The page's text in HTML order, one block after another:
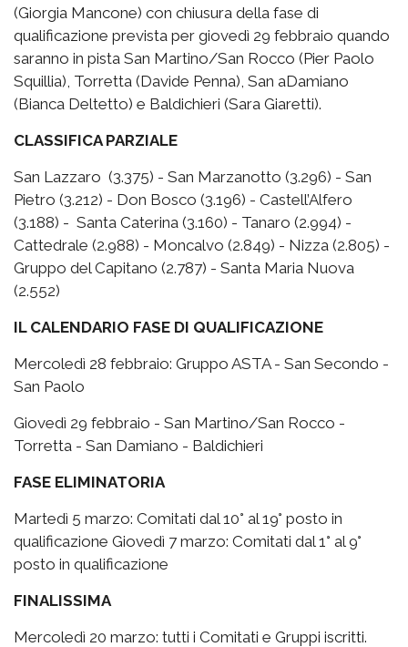
(Giorgia Mancone) con chiusura della fase di
qualificazione prevista per giovedì 29 febbraio quando
saranno in pista San Martino/San Rocco (Pier Paolo
Squillia), Torretta (Davide Penna), San aDamiano
(Bianca Deltetto) e Baldichieri (Sara Giaretti).
CLASSIFICA PARZIALE
San Lazzaro (3.375) - San Marzanotto (3.296) - San
Pietro (3.212) - Don Bosco (3.196) - Castell’Alfero
(3.188) - Santa Caterina (3.160) - Tanaro (2.994) -
Cattedrale (2.988) - Moncalvo (2.849) - Nizza (2.805) -
Gruppo del Capitano (2.787) - Santa Maria Nuova
(2.552)
IL CALENDARIO FASE DI QUALIFICAZIONE
Mercoledì 28 febbraio: Gruppo ASTA - San Secondo -
San Paolo
Giovedì 29 febbraio - San Martino/San Rocco -
Torretta - San Damiano - Baldichieri
FASE ELIMINATORIA
Martedì 5 marzo: Comitati dal 10° al 19° posto in
qualificazione Giovedì 7 marzo: Comitati dal 1° al 9°
posto in qualificazione
FINALISSIMA
Mercoledì 20 marzo: tutti i Comitati e Gruppi iscritti.